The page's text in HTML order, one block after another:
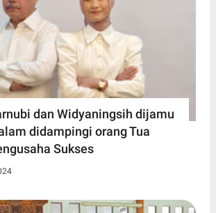
dan Widyaningsih dijamu
didampingi orang Tua
Sukses